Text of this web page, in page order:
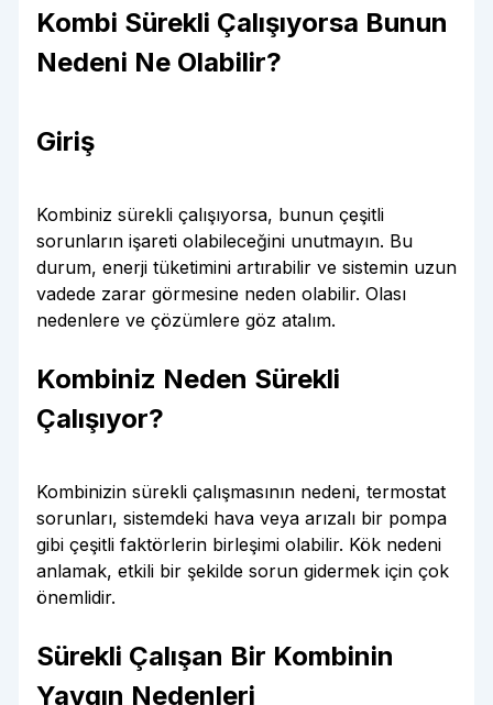
Kombi Sürekli Çalışıyorsa Bunun
Nedeni Ne Olabilir?
Giriş
Kombiniz sürekli çalışıyorsa, bunun çeşitli
sorunların işareti olabileceğini unutmayın. Bu
durum, enerji tüketimini artırabilir ve sistemin uzun
vadede zarar görmesine neden olabilir. Olası
nedenlere ve çözümlere göz atalım.
Kombiniz Neden Sürekli
Çalışıyor?
Kombinizin sürekli çalışmasının nedeni, termostat
sorunları, sistemdeki hava veya arızalı bir pompa
gibi çeşitli faktörlerin birleşimi olabilir. Kök nedeni
anlamak, etkili bir şekilde sorun gidermek için çok
önemlidir.
Sürekli Çalışan Bir Kombinin
Yaygın Nedenleri